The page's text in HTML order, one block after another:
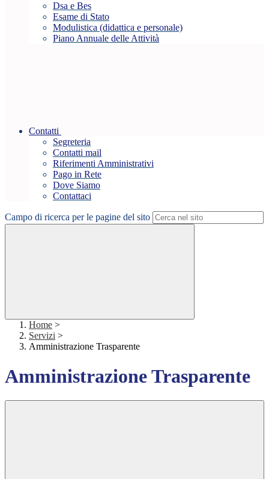
Dsa e Bes
Esame di Stato
Modulistica (didattica e personale)
Piano Annuale delle Attività
Contatti
Segreteria
Contatti mail
Riferimenti Amministrativi
Pago in Rete
Dove Siamo
Contattaci
Campo di ricerca per le pagine del sito
Home >
Servizi >
Amministrazione Trasparente
Amministrazione Trasparente